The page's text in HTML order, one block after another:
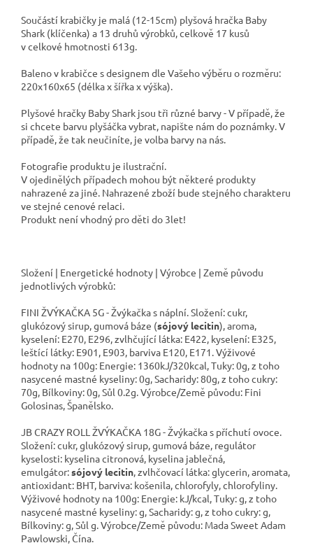
Součástí krabičky je malá (12-15cm) plyšová hračka Baby
Shark (klíčenka) a 13 druhů výrobků, celkově 17 kusů
v celkové hmotnosti 613g.
Baleno v krabičce s designem dle Vašeho výběru o rozměru:
220x160x65 (délka x šířka x výška).
Plyšové hračky Baby Shark jsou tři různé barvy - V případě, že
si chcete barvu plyšáčka vybrat, napište nám do poznámky. V
případě, že tak neučiníte, je volba barvy na nás.
Fotografie produktu je ilustrační.
V ojedinělých případech mohou být některé produkty
nahrazené za jiné. Nahrazené zboží bude stejného charakteru
ve stejné cenové relaci.
Produkt není vhodný pro děti do 3let!
Složení | Energetické hodnoty | Výrobce | Země původu
jednotlivých výrobků:
FINI ŽVÝKAČKA 5G - Žvýkačka s náplní. Složení: cukr,
glukózový sirup, gumová báze (sójový lecitin), aroma,
kyselení: E270, E296, zvlhčující látka: E422, kyselení: E325,
leštící látky: E901, E903, barviva E120, E171. Výživové
hodnoty na 100g: Energie: 1360kJ/320kcal, Tuky: 0g, z toho
nasycené mastné kyseliny: 0g, Sacharidy: 80g, z toho cukry:
70g, Bílkoviny: 0g, Sůl 0.2g. Výrobce/Země původu: Fini
Golosinas, Španělsko.
JB CRAZY ROLL ŽVÝKAČKA 18G - Žvýkačka s příchutí ovoce.
Složení: cukr, glukózový sirup, gumová báze, regulátor
kyselosti: kyselina citronová, kyselina jablečná,
emulgátor:sójový lecitin, zvlhčovací látka: glycerin, aromata,
antioxidant: BHT, barviva: košenila, chlorofyly, chlorofyliny.
Výživové hodnoty na 100g: Energie: kJ/kcal, Tuky: g, z toho
nasycené mastné kyseliny: g, Sacharidy: g, z toho cukry: g,
Bílkoviny: g, Sůl g. Výrobce/Země původu: Mada Sweet Adam
Pawlowski, Čína.